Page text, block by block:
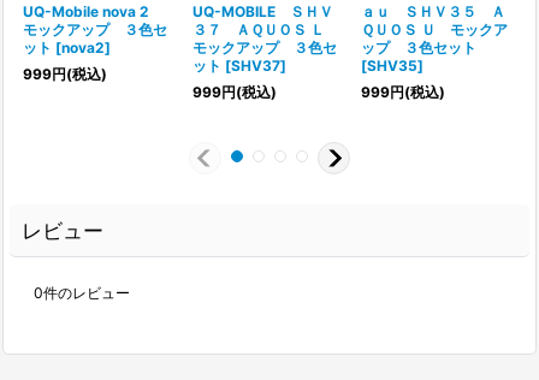
UQ-Mobile nova 2
モックアップ ３色セ
ット [nova2]
999円(税込)
UQ-MOBILE ＳＨＶ
３７ ＡＱＵＯＳ Ｌ
モックアップ ３色セ
ット [SHV37]
999円(税込)
ａｕ ＳＨＶ３５ Ａ
ＱＵＯＳ Ｕ モックア
ップ ３色セット
[SHV35]
999円(税込)
レビュー
0件のレビュー